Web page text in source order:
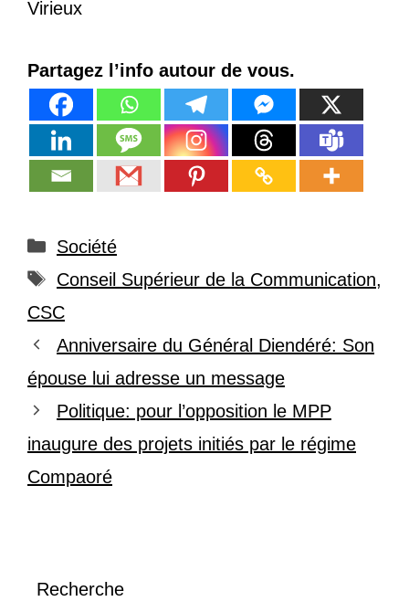
Virieux
Partagez l’info autour de vous.
Catégories
Société
Étiquettes
Conseil Supérieur de la Communication,
CSC
Anniversaire du Général Diendéré: Son
épouse lui adresse un message
Politique: pour l’opposition le MPP
inaugure des projets initiés par le régime
Compaoré
Recherche